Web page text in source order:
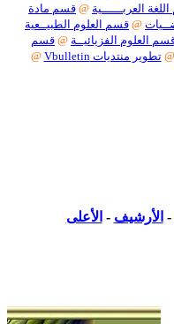
العربــــــية @ قسم مادة
@ قسم العلوم الطبيــعية
العلوم الفزيائيــة @ قسم
@تطوير منتديات Vbulletin
@
- الأرشيف - الأعلى